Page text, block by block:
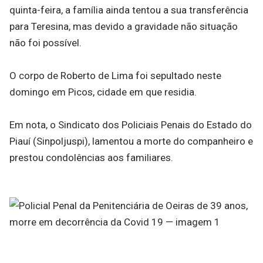
quinta-feira, a família ainda tentou a sua transferência
para Teresina, mas devido a gravidade não situação
não foi possível.
O corpo de Roberto de Lima foi sepultado neste
domingo em Picos, cidade em que residia.
Em nota, o Sindicato dos Policiais Penais do Estado do
Piauí (Sinpoljuspi), lamentou a morte do companheiro e
prestou condolências aos familiares.